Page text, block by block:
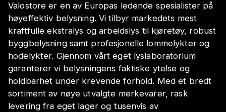
Valostore er en av Europas ledende spesialister på
høyeffektiv belysning. Vi tilbyr markedets mest
kraftfulle ekstralys og arbeidslys til kjøretøy, robust
byggbelysning samt profesjonelle lommelykter og
hodelykter. Gjennom vårt eget lyslaboratorium
garanterer vi belysningens faktiske ytelse og
holdbarhet under krevende forhold. Med et bredt
sortiment av nøye utvalgte merkevarer, rask
levering fra eget lager og tusenvis av